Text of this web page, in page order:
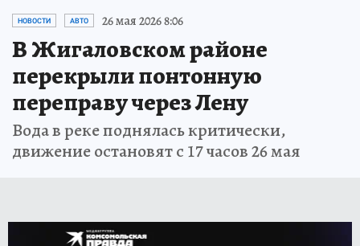
НОВОСТИ АВТО 26 мая 2026 8:06
В Жигаловском районе
перекрыли понтонную
переправу через Лену
Вода в реке поднялась критически,
движение остановят с 17 часов 26 мая